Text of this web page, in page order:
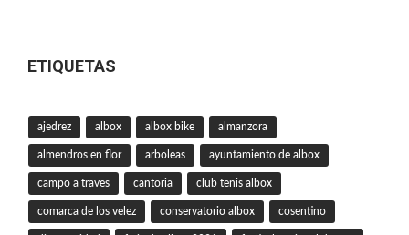
ETIQUETAS
ajedrez albox albox bike almanzora
almendros en flor arboleas ayuntamiento de albox
campo a traves cantoria club tenis albox
comarca de los velez conservatorio albox cosentino